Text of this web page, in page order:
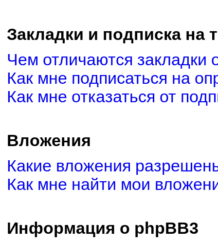
Закладки и подписка на
Чем отличаются закладки
Как мне подписаться на
Как мне отказаться от
Вложения
Какие вложения
Как мне найти мои
Информация о phpBB3